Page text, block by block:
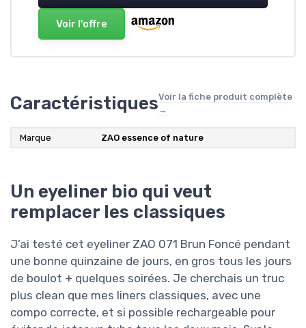
Voir l'offre
CaractéristiquesVoir la fiche produit complète
→
Marque ZAO essence of nature
Un eyeliner bio qui veut
remplacer les classiques
J’ai testé cet eyeliner ZAO 071 Brun Foncé pendant
une bonne quinzaine de jours, en gros tous les jours
de boulot + quelques soirées. Je cherchais un truc
plus clean que mes liners classiques, avec une
compo correcte, et si possible rechargeable pour